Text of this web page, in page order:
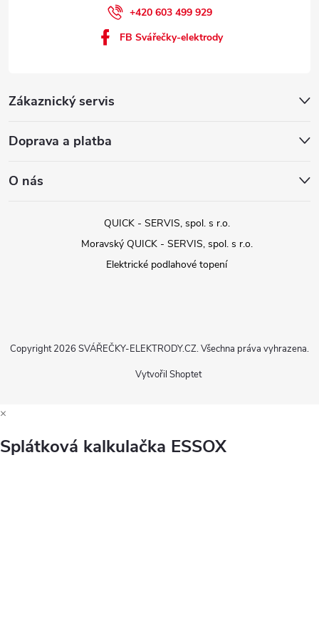
Zákaznický servis
Doprava a platba
O nás
+420 603 499 929
FB Svářečky-elektrody
QUICK - SERVIS, spol. s r.o.
Moravský QUICK - SERVIS, spol. s r.o.
Elektrické podlahové topení
Vytvořil Shoptet
Copyright 2026 SVÁŘEČKY-ELEKTRODY.CZ. Všechna práva vyhrazena.
×
Splátková kalkulačka ESSOX